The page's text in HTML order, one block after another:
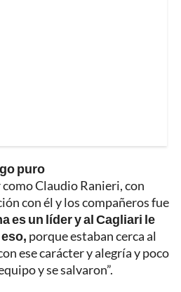
puro
Claudio Ranieri, con
con él y los compañeros fue
es un líder y al Cagliari le
porque estaban cerca al
ese carácter y alegría y poco
y se salvaron”.